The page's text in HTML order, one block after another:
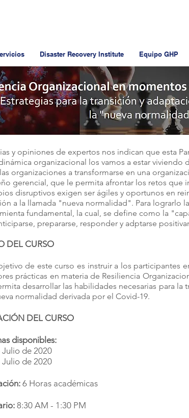
Disaster Recovery Institute Equipo GHP
y opiniones de expertos nos indican que esta
organizacional los vamos a estar viviendo
organizaciones a transformarse en una
gerencial, que le permita afrontar los retos que
disruptivos exigen ser ágiles y oportunos en
a la llamada "nueva normalidad". Para lograrlo
fundamental, la cual, se define como la
prepararse, responder y adptarse
DEL CURSO
de este curso es instruir a los participantes
prácticas en materia de Resiliencia
desarrollar las habilidades necesarias para la
normalidad derivada por el Covid-19.
DEL CURSO
disponibles:
Julio de 2020
Julio de 2020
6 Horas académicas
8:30 AM - 1:30 PM